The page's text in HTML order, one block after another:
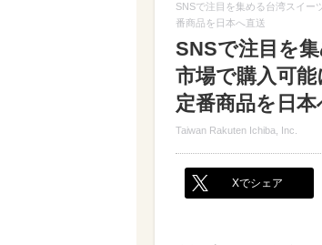
SNSで注目を集める台湾スイー
番商品を日本へ直送
SNSで注目を
市場で購入可
定番商品を日
Taiwan Rakuten Ichiba, Inc.
Xでシェア